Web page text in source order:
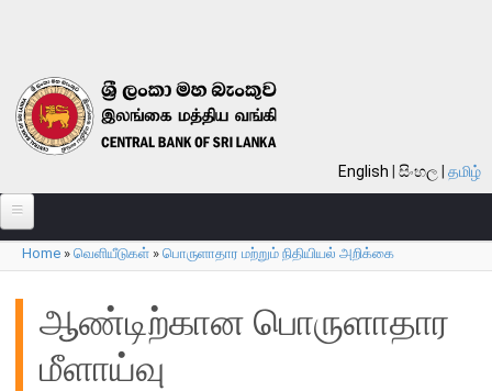
English සිංහල தமிழ்
பற்றி
வங்கி பற்றி
பொது நோக்கு
வங்கியின் வரலாறு
You are here
Home » வெளியீடுகள் » பொருளாதார மற்றும் நிதியியல் அறிக்கை
ஆண்டிற்கான பொருளாதார
மீளாய்வு